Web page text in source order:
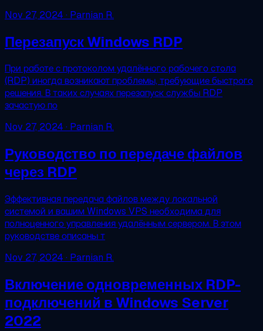
Nov 27, 2024 · Parnian R.
Перезапуск Windows RDP
При работе с протоколом удалённого рабочего стола
(RDP) иногда возникают проблемы, требующие быстрого
решения. В таких случаях перезапуск службы RDP
зачастую по
Nov 27, 2024 · Parnian R.
Руководство по передаче файлов
через RDP
Эффективная передача файлов между локальной
системой и вашим Windows VPS необходима для
полноценного управления удалённым сервером. В этом
руководстве описаны т
Nov 27, 2024 · Parnian R.
Включение одновременных RDP-
подключений в Windows Server
2022